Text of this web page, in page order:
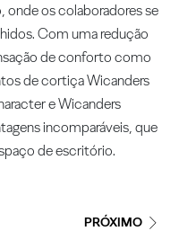
onde os colaboradores se
Com uma redução
de conforto como
de cortiça Wicanders
e Wicanders
incomparáveis, que
de escritório.
PRÓXIMO